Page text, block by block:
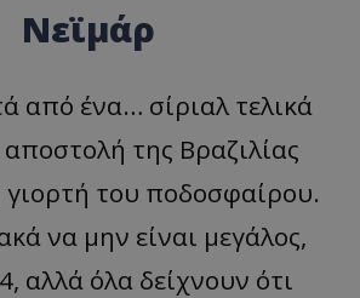
Νεϊμάρ
από ένα… σίριαλ τελικά
της Βραζιλίας
γιορτή του ποδοσφαίρου.
να μην είναι μεγάλος,
αλλά όλα δείχνουν ότι